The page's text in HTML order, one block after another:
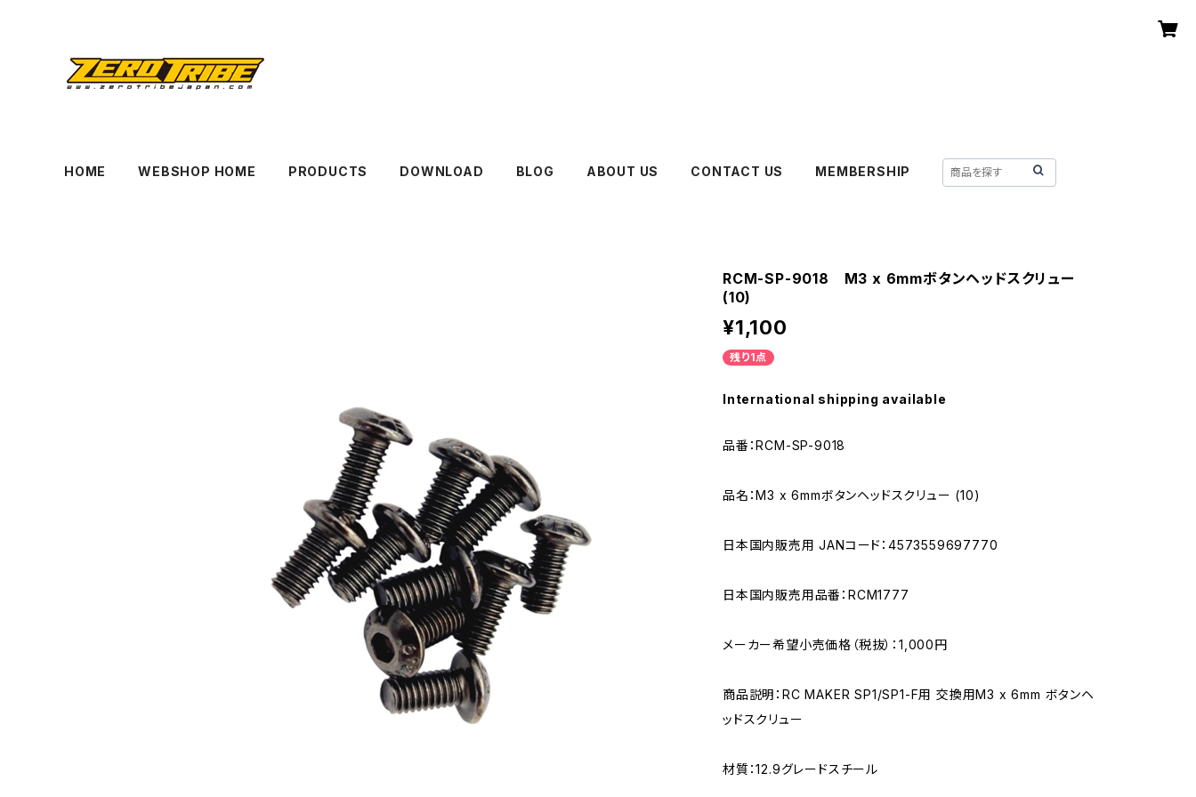
HOME WEBSHOP HOME PRODUCTS DOWNLOAD BLOG ABOUT US CONTACT US MEMBERSHIP
RCM-SP-9018 M3 x 6mmボタンヘッドスクリュー
(10)
¥1,100
残り1点
International shipping available
品番：RCM-SP-9018
品名：M3 x 6mmボタンヘッドスクリュー (10)
日本国内販売用 JANコード：4573559697770
日本国内販売用品番：RCM1777
メーカー希望小売価格（税抜）：1,000円
商品説明：RC MAKER SP1/SP1-F用 交換用M3 x 6mm ボタンヘ
ッドスクリュー
材質：12.9グレードスチール